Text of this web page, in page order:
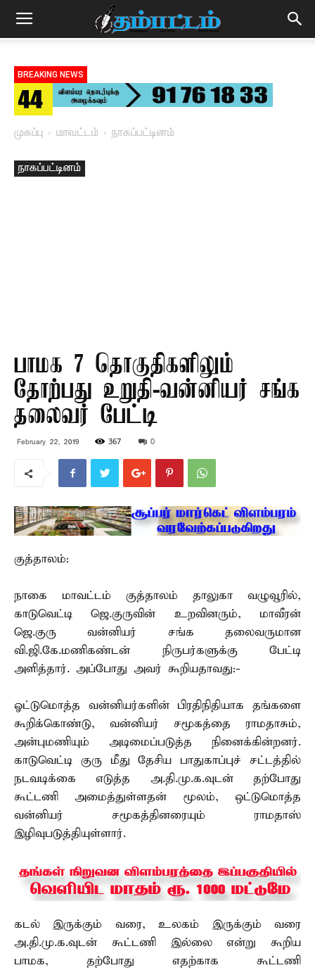
BREAKING NEWS
முகப்பு மாவட்டம் நாகப்பட்டினம்
நாகப்பட்டினம்
பாமக 7 தொகுதிகளிலும்
தோற்பது உறுதி-வன்னியர் சங்க
தலைவர் பேட்டி
February 22, 2019 367 0
குத்தாலம்:
நாகை மாவட்டம் குத்தாலம் தாலுகா வழுவூரில்,
காடுவெட்டி ஜெ.குருவின் உறவினரும், மாவீரன்
ஜெ.குரு வன்னியர் சங்க தலைவருமான
வி.ஜி.கே.மணிகண்டன் நிருபர்களுக்கு பேட்டி
அளித்தார். அப்போது அவர் கூறியதாவது:-
ஓட்டுமொத்த வன்னியர்களின் பிரதிநிதியாக தங்களை
கூறிக்கொண்டு, வன்னியர் சமூகத்தை ராமதாசும்,
அன்புமணியும் அடிமைப்படுத்த நினைக்கின்றனர்.
காடுவெட்டி குரு மீது தேசிய பாதுகாப்புச் சட்டத்தில்
நடவடிக்கை எடுத்த அ.தி.மு.க.வுடன் தற்போது
கூட்டணி அமைத்துள்ளதன் மூலம், ஒட்டுமொத்த
வன்னியர் சமூகத்தினரையும் ராமதாஸ்
இழிவுபடுத்தியுள்ளார்.
கடல் இருக்கும் வரை, உலகம் இருக்கும் வரை
அ.தி.மு.க.வுடன் கூட்டணி இல்லை என்று கூறிய
பாமக, தற்போது எதற்காக கூட்டணி